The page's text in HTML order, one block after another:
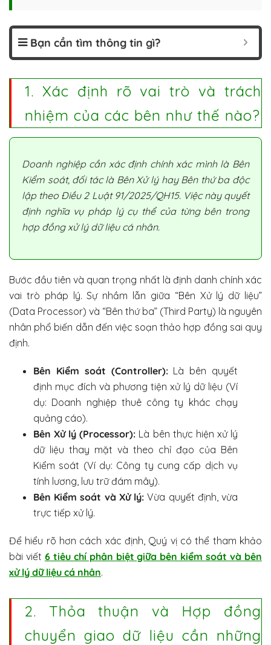
Bạn cần tìm thông tin gì?
1. Xác định rõ vai trò và trách
nhiệm của các bên như thế nào?
Doanh nghiệp cần xác định chính xác mình là Bên
Kiểm soát, đối tác là Bên Xử lý hay Bên thứ ba độc
lập theo Điều 2 Luật 91/2025/QH15. Việc này quyết
định nghĩa vụ pháp lý cụ thể của từng bên trong
hợp đồng xử lý dữ liệu cá nhân.
Bước đầu tiên và quan trọng nhất là định danh chính xác
vai trò pháp lý. Sự nhầm lẫn giữa “Bên Xử lý dữ liệu”
(Data Processor) và “Bên thứ ba” (Third Party) là nguyên
nhân phổ biến dẫn đến việc soạn thảo hợp đồng sai quy
định.
Bên Kiểm soát (Controller):Là bên quyết
định mục đích và phương tiện xử lý dữ liệu (Ví
dụ: Doanh nghiệp thuê công ty khác chạy
quảng cáo).
Bên Xử lý (Processor): Là bên thực hiện xử lý
dữ liệu thay mặt và theo chỉ đạo của Bên
Kiểm soát (Ví dụ: Công ty cung cấp dịch vụ
tính lương, lưu trữ đám mây).
Bên Kiểm soát và Xử lý: Vừa quyết định, vừa
trực tiếp xử lý.
Để hiểu rõ hơn cách xác định, Quý vị có thể tham khảo
bài viết 6 tiêu chí phân biệt giữa bên kiểm soát và bên
xử lý dữ liệu cá nhân.
2. Thỏa thuận và Hợp đồng
chuyển giao dữ liệu cần những